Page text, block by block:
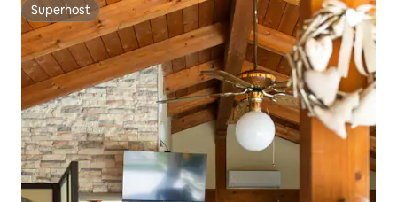
Superhost
Superhost